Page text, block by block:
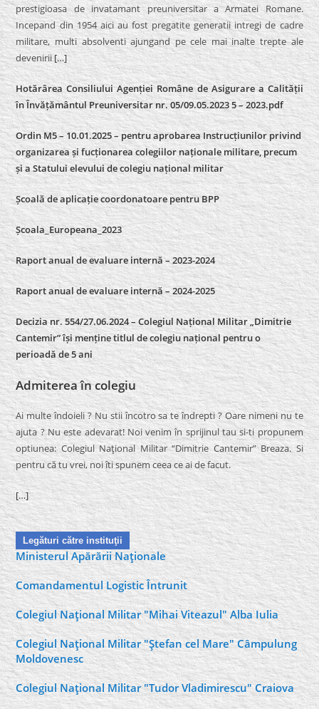
prestigioasa de invatamant preuniversitar a Armatei Romane.
Incepand din 1954 aici au fost pregatite generatii intregi de cadre
militare, multi absolventi ajungand pe cele mai inalte trepte ale
devenirii […]
Hotărârea Consiliului Agenției Române de Asigurare a Calității
în Învățământul Preuniversitar nr. 05/09.05.2023 5 – 2023.pdf
Ordin M5 – 10.01.2025 – pentru aprobarea Instrucțiunilor privind
organizarea și fucționarea colegiilor naționale militare, precum
și a Statului elevului de colegiu național militar
Școală de aplicație coordonatoare pentru BPP
Școala_Europeana_2023
Raport anual de evaluare internă – 2023-2024
Raport anual de evaluare internă –2024-2025
Decizia nr. 554/27.06.2024 – Colegiul Național Militar „Dimitrie
Cantemir” își menține titlul de colegiu național pentru o
perioadă de 5 ani
Admiterea în colegiu
Ai multe îndoieli ? Nu stii încotro sa te îndrepti ? Oare nimeni nu te
ajuta ? Nu este adevarat! Noi venim în sprijinul tau si-ti propunem
optiunea: Colegiul Naţional Militar “Dimitrie Cantemir” Breaza. Si
pentru că tu vrei, noi îti spunem ceea ce ai de facut.
[…]
Legături către instituţii
Ministerul Apărării Naţionale
Comandamentul Logistic Întrunit
Colegiul Naţional Militar "Mihai Viteazul" Alba Iulia
Colegiul Naţional Militar "Ştefan cel Mare" Câmpulung
Moldovenesc
Colegiul Naţional Militar "Tudor Vladimirescu" Craiova